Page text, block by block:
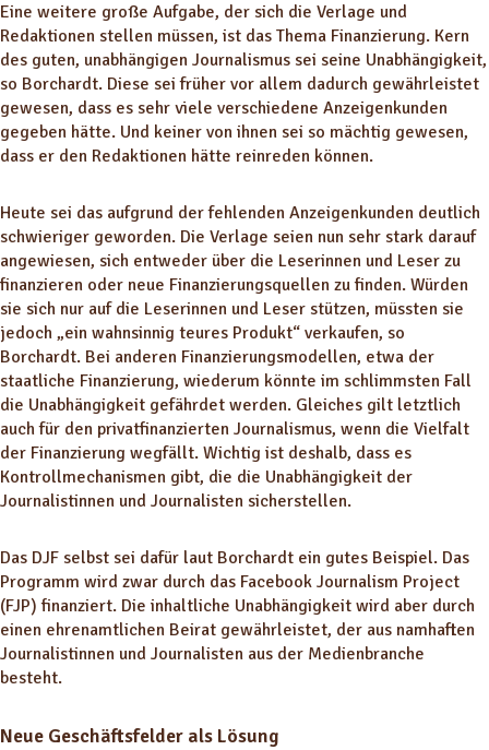
Eine weitere große Aufgabe, der sich die Verlage und
Redaktionen stellen müssen, ist das Thema Finanzierung. Kern
des guten, unabhängigen Journalismus sei seine Unabhängigkeit,
so Borchardt. Diese sei früher vor allem dadurch gewährleistet
gewesen, dass es sehr viele verschiedene Anzeigenkunden
gegeben hätte. Und keiner von ihnen sei so mächtig gewesen,
dass er den Redaktionen hätte reinreden können.
Heute sei das aufgrund der fehlenden Anzeigenkunden deutlich
schwieriger geworden. Die Verlage seien nun sehr stark darauf
angewiesen, sich entweder über die Leserinnen und Leser zu
finanzieren oder neue Finanzierungsquellen zu finden. Würden
sie sich nur auf die Leserinnen und Leser stützen, müssten sie
jedoch „ein wahnsinnig teures Produkt“ verkaufen, so
Borchardt. Bei anderen Finanzierungsmodellen, etwa der
staatliche Finanzierung, wiederum könnte im schlimmsten Fall
die Unabhängigkeit gefährdet werden. Gleiches gilt letztlich
auch für den privatfinanzierten Journalismus, wenn die Vielfalt
der Finanzierung wegfällt. Wichtig ist deshalb, dass es
Kontrollmechanismen gibt, die die Unabhängigkeit der
Journalistinnen und Journalisten sicherstellen.
Das DJF selbst sei dafür laut Borchardt ein gutes Beispiel. Das
Programm wird zwar durch das Facebook Journalism Project
(FJP) finanziert. Die inhaltliche Unabhängigkeit wird aber durch
einen ehrenamtlichen Beirat gewährleistet, der aus namhaften
Journalistinnen und Journalisten aus der Medienbranche
besteht.
Neue Geschäftsfelder als Lösung